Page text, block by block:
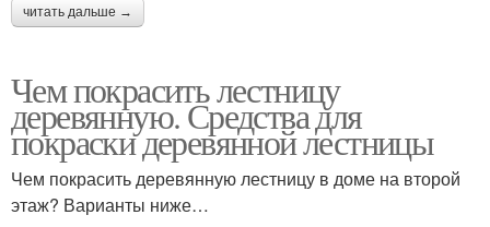
читать дальше →
Чем покрасить лестницу
деревянную. Средства для
покраски деревянной лестницы
Чем покрасить деревянную лестницу в доме на второй
этаж? Варианты ниже…